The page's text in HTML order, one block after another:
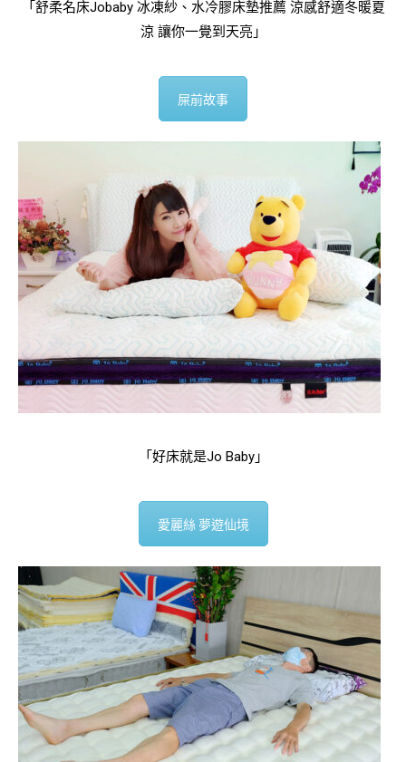
「舒柔名床Jobaby 冰凍紗、水冷膠床墊推薦 涼感舒適冬暖夏
涼 讓你一覺到天亮」
屎前故事
「好床就是Jo Baby」
愛麗絲 夢遊仙境